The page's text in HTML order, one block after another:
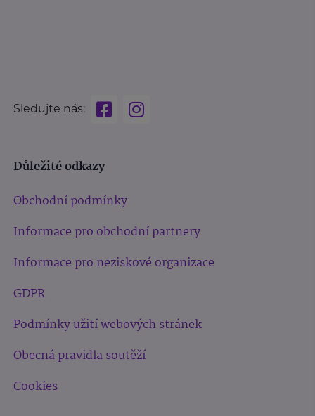
Sledujte nás:
Důležité odkazy
Obchodní podmínky
Informace pro obchodní partnery
Informace pro neziskové organizace
GDPR
Podmínky užití webových stránek
Obecná pravidla soutěží
Cookies